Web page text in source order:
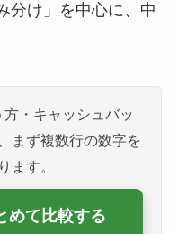
分け」を中心に、中
・キャッシュバッ
まず複数行の数字を
ます。
めて比較する